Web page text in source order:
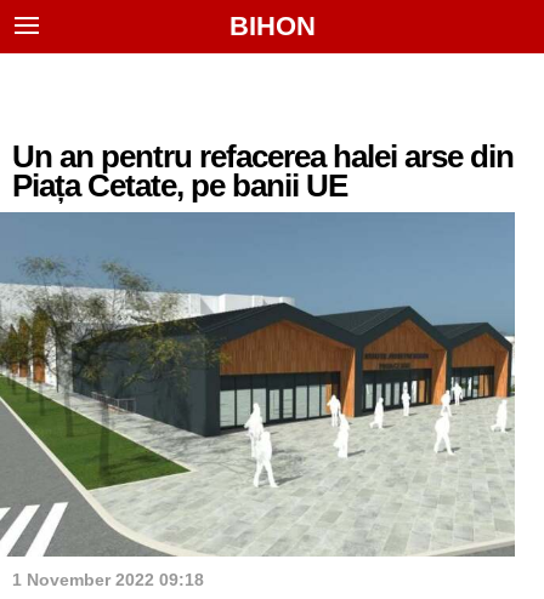
BIHON
Un an pentru refacerea halei arse din
Piața Cetate, pe banii UE
1 November 2022 09:18